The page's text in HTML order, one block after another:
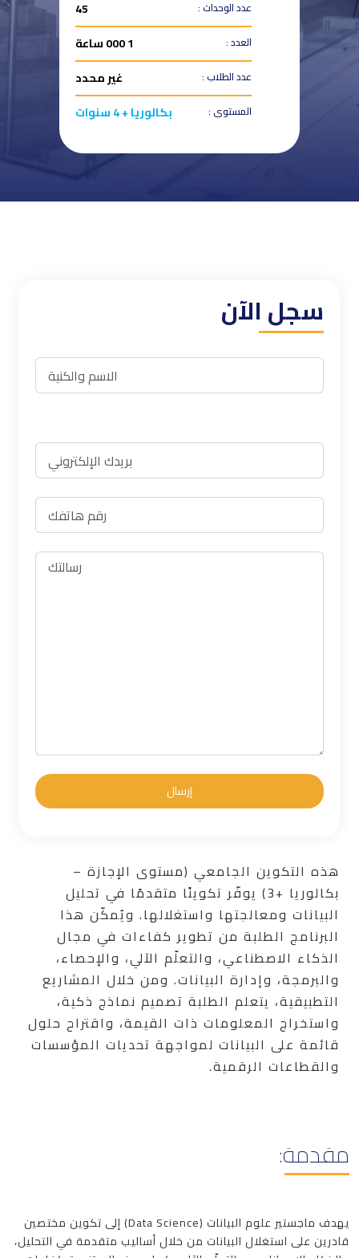
عدد الوحدات : 45
العدد : 1 000 ساعة
عدد الطلاب : غير محدد
المستوى : بكالوريا + 4 سنوات
سجل الآن
هذه التكوين الجامعي (مستوى الإجازة –
بكالوريا +3) يوفّر تكوينًا متقدمًا في تحليل
البيانات ومعالجتها واستغلالها. ويُمكّن هذا
البرنامج الطلبة من تطوير كفاءات في مجال
الذكاء الاصطناعي، والتعلّم الآلي، والإحصاء،
والبرمجة، وإدارة البيانات. ومن خلال المشاريع
التطبيقية، يتعلم الطلبة تصميم نماذج ذكية،
واستخراج المعلومات ذات القيمة، واقتراح حلول
قائمة على البيانات لمواجهة تحديات المؤسسات
والقطاعات الرقمية.
مقدمة:
يهدف ماجستير علوم البيانات (Data Science) إلى تكوين مختصين
قادرين على استغلال البيانات من خلال أساليب متقدمة في التحليل،